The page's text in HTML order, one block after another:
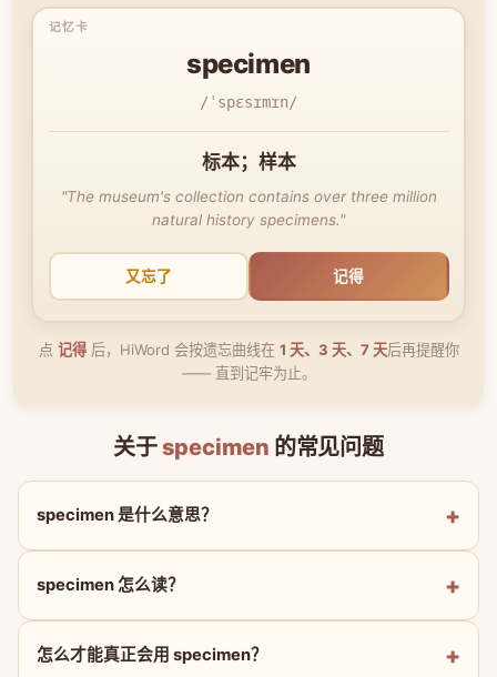
specimen
/ˈspɛsɪmɪn/
标本；样本
"The museum's collection contains over three million
natural history specimens."
又忘了 记得
点 记得后，HiWord 会按遗忘曲线在 1 天、3 天、7 天后再提醒你
—— 直到记牢为止。
关于 specimen 的常见问题
specimen 是什么意思？
specimen 怎么读？
怎么才能真正会用 specimen？